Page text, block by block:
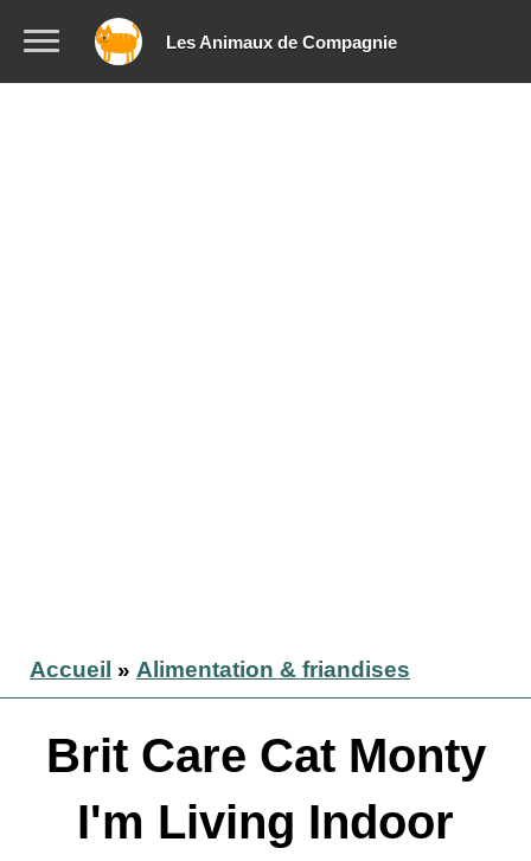
Les Animaux de Compagnie
Accueil » Alimentation & friandises
Brit Care Cat Monty
I'm Living Indoor